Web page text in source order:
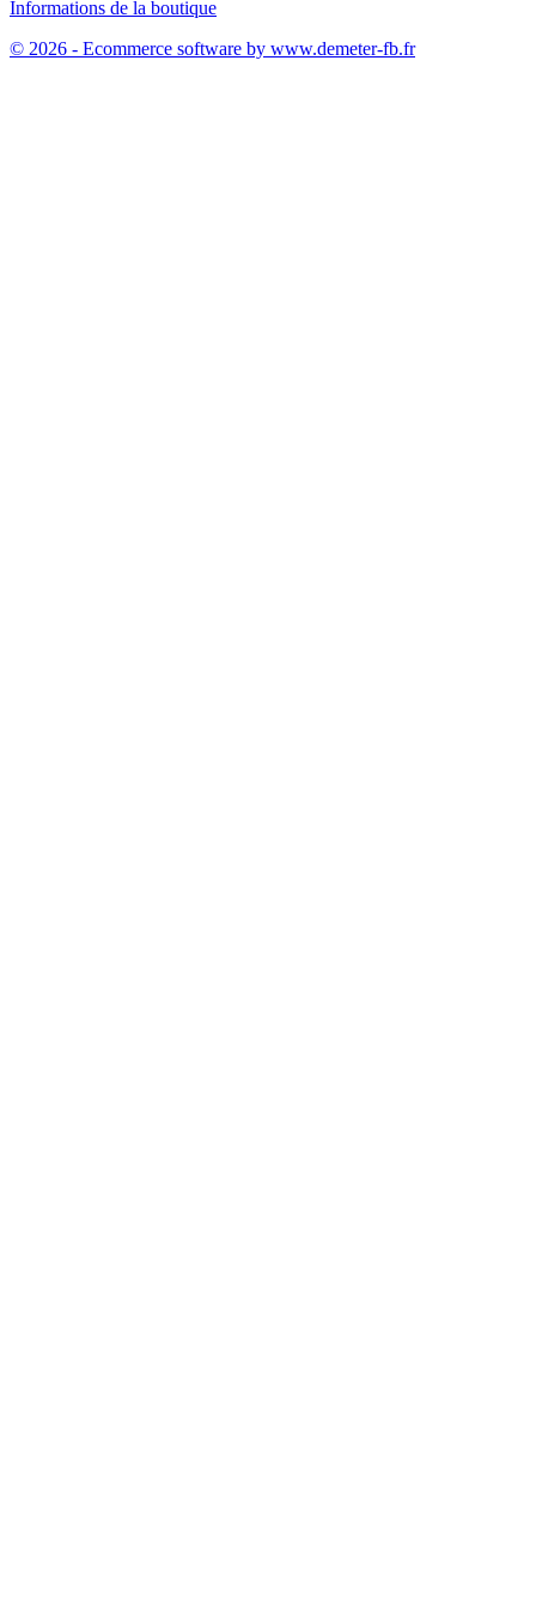
Informations de la boutique
© 2026 - Ecommerce software by www.demeter-fb.fr